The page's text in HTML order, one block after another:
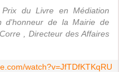
du Livre en Médiation
d'honneur de la Mairie de
, Directeur des Affaires
watch?v=JfTDfKTKqRU